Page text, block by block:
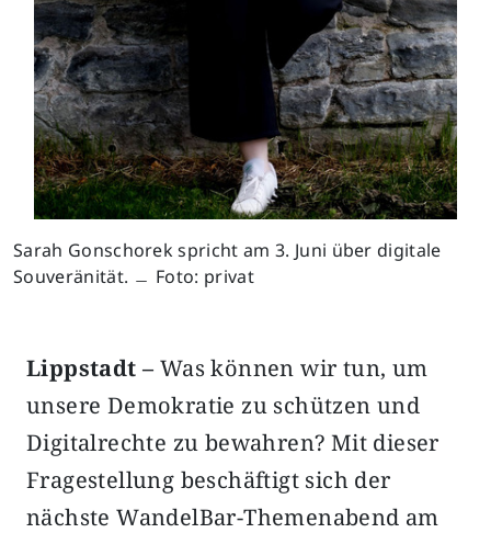
Sarah Gonschorek spricht am 3. Juni über digitale
Souveränität. ﹘ Foto: privat
Lippstadt – Was können wir tun, um
unsere Demokratie zu schützen und
Digitalrechte zu bewahren? Mit dieser
Fragestellung beschäftigt sich der
nächste WandelBar-Themenabend am